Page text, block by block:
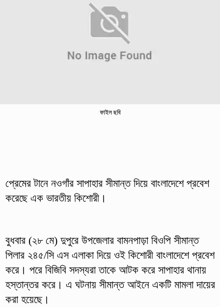
ফাইল ছবি
প্রেমের টানে নওগাঁর সাপাহার সীমান্ত দিয়ে বাংলাদেশে প্রবেশ
করেছে এক ভারতীয় কিশোরী।
বুধবার (২৮ মে) দুপুরে উপজেলার বামনপাড়া বিওপি সীমান্ত
পিলার ২৪৫/সি এস এলাকা দিয়ে ওই কিশোরী বাংলাদেশে প্রবেশ
করে। পরে বিজিবি সদস্যরা তাকে আটক করে সাপাহার থানায়
হস্তান্তর করে। এ ঘটনায় সীমান্ত আইনে একটি মামলা দায়ের
করা হয়েছে।